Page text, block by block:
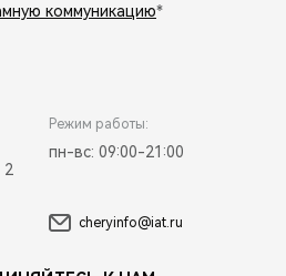
коммуникацию*
2
Режим работы:
пн-вс: 09:00-21:00
cheryinfo@iat.ru